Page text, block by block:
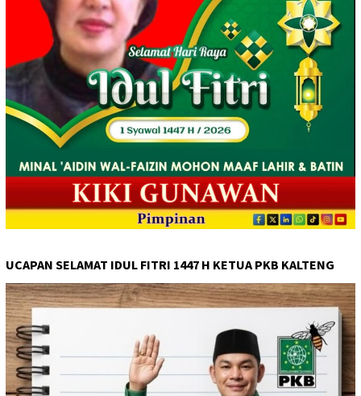
UCAPAN SELAMAT IDUL FITRI 1447 H KETUA PKB KALTENG